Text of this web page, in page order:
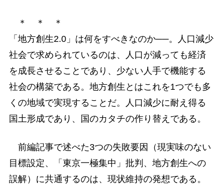
＊ ＊ ＊
「地方創生2.0」は何をすべきなのか──。人口減少
社会で求められているのは、人口が減っても経済
を成長させることであり、少ない人手で機能する
社会の構築である。地方創生とはこれを1つでも多
くの地域で実現することだ。人口減少に耐え得る
国土形成であり、国のカタチの作り替えである。
前編記事で述べた3つの失敗要因（現実味のない
目標設定、「東京一極集中」批判、地方創生への
誤解）に共通するのは、現状維持の発想である。